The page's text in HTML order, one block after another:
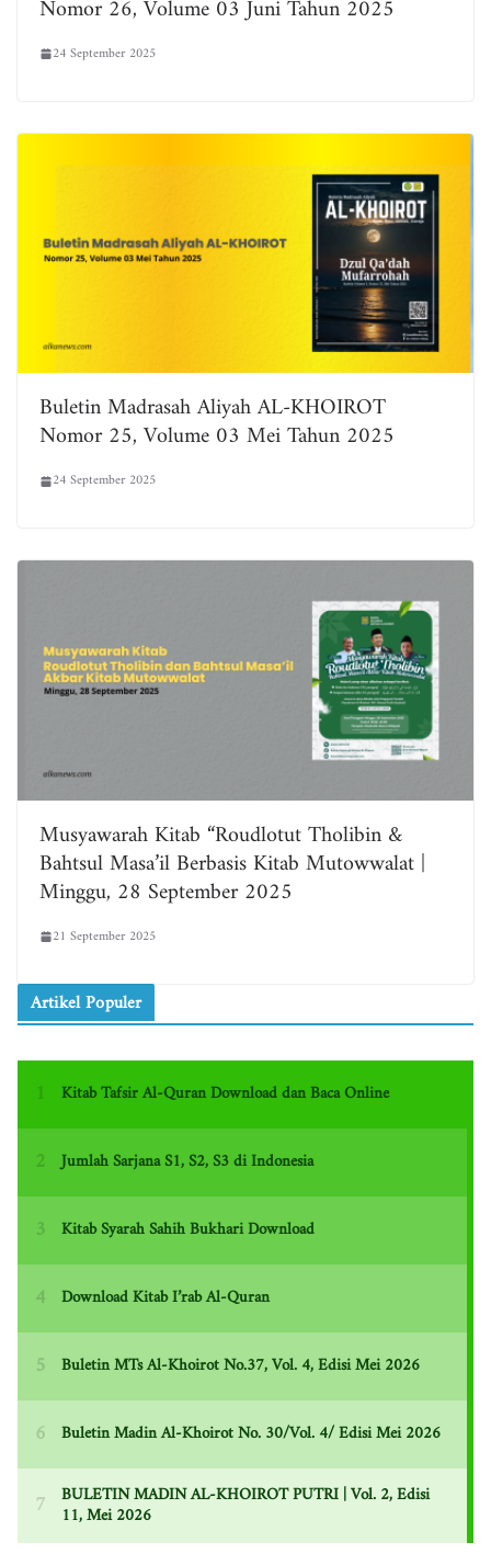
Nomor 26, Volume 03 Juni Tahun 2025
24 September 2025
Buletin Madrasah Aliyah AL-KHOIROT
Nomor 25, Volume 03 Mei Tahun 2025
24 September 2025
Musyawarah Kitab “Roudlotut Tholibin &
Bahtsul Masa’il Berbasis Kitab Mutowwalat |
Minggu, 28 September 2025
21 September 2025
Artikel Populer